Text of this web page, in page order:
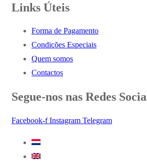
Links Úteis
Forma de Pagamento
Condições Especiais
Quem somos
Contactos
Segue-nos nas Redes
Facebook-f Instagram Telegram